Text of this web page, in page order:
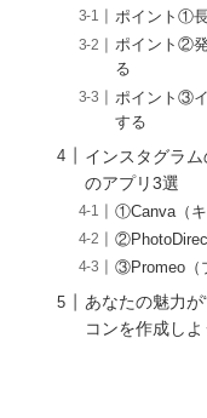
ポイント①
ポイント②
る
ポイント③
する
インスタグラ
のアプリ3選
①Canva（キ
③Promeo（
あなたの魅力が
コンを作成しよ